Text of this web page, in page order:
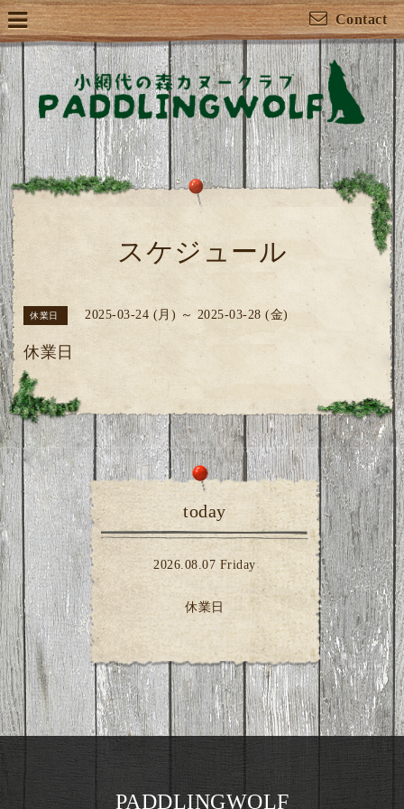
Contact
スケジュール
休業日 2025-03-24 (月) ～ 2025-03-28 (金)
休業日
today
2026.08.07 Friday
休業日
PADDLINGWOLF